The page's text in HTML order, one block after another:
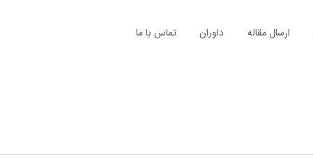
ارسال مقاله داوران تماس با ما